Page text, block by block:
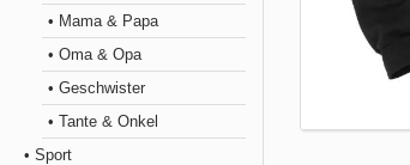
• Mama & Papa
• Oma & Opa
• Geschwister
• Tante & Onkel
• Sport